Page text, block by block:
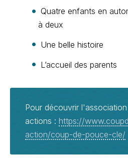
Quatre enfants en
à deux
Une belle histoire
L’accueil des parents
Pour découvrir
actions : https://
action/coup-de-pouce-cle/